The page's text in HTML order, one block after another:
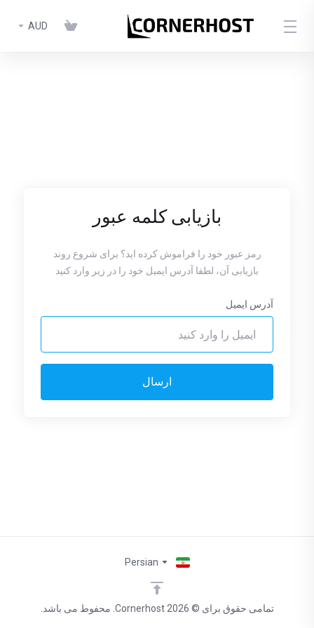
AUD
بازیابی کلمه عبور
رمز عبور خود را فراموش کرده اید؟ برای شروع روند
بازیابی آن، لطفا آدرس ایمیل خود را در زیر وارد کنید
آدرس ایمیل
ارسال
تمامی حقوق برای © 2026 Cornerhost. محفوط می باشد.
Persian